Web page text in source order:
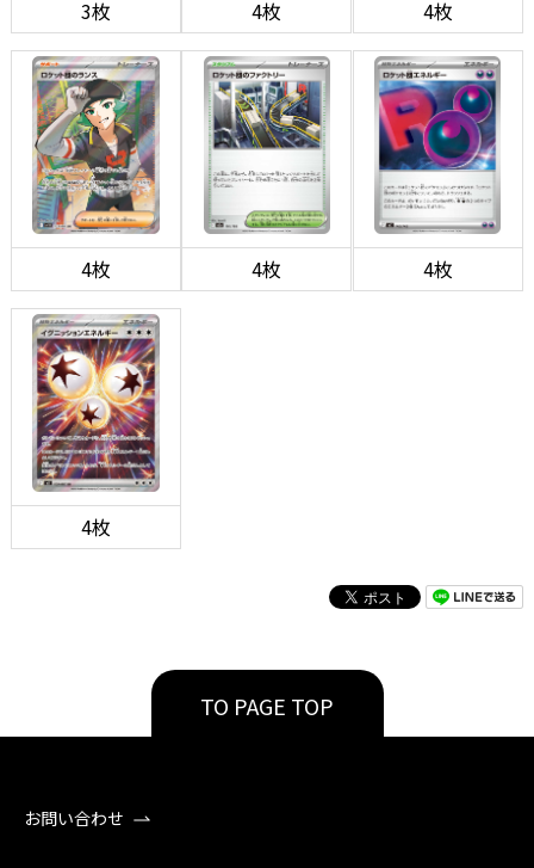
3枚 4枚 4枚
4枚 4枚 4枚
4枚
TO PAGE TOP
お問い合わせ